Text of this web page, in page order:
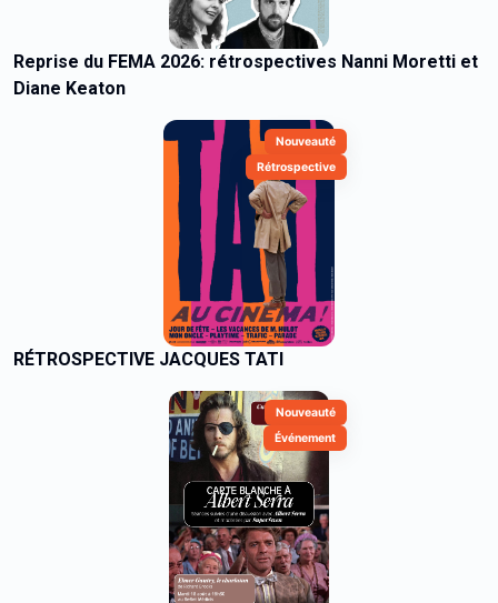
Reprise du FEMA 2026: rétrospectives Nanni Moretti et
Diane Keaton
Nouveauté
Rétrospective
RÉTROSPECTIVE JACQUES TATI
Nouveauté
Événement